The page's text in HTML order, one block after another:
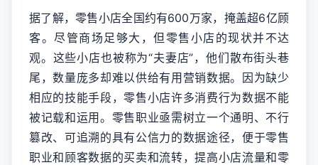
据了解，零售小店全国约有600万家，掩盖超6亿顾
客。尽管商场足够大，但零售小店的现状并不达
观。这些小店也被称为“夫妻店”，他们散布街头巷
尾，数量庞多却难以供给有用营销数据。因为缺少
相应的技能手段，零售小店许多消费行为数据不能
被记载和运用。零售职业亟需树立一个通明、不行
篡改、可追溯的具有公信力的数据途径，便于零售
职业和顾客数据的买卖和流转，提高小店流量和零